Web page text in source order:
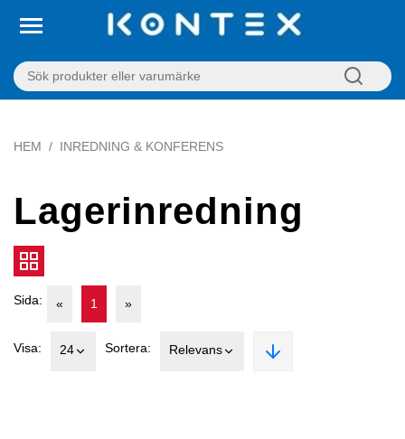
HEM INREDNING & KONFERENS
Lagerinredning
Sida: « 1 »
Visa: 24 Sortera: Relevans